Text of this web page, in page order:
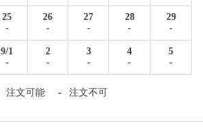
25
-
26
-
27
-
28
-
29
-
9/1
-
2
-
3
-
4
-
5
-
注文可能 - 注文不可